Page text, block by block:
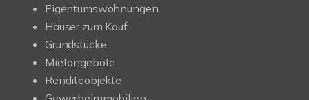
Eigentumswohnungen
Häuser zum Kauf
Grundstücke
Mietangebote
Renditeobjekte